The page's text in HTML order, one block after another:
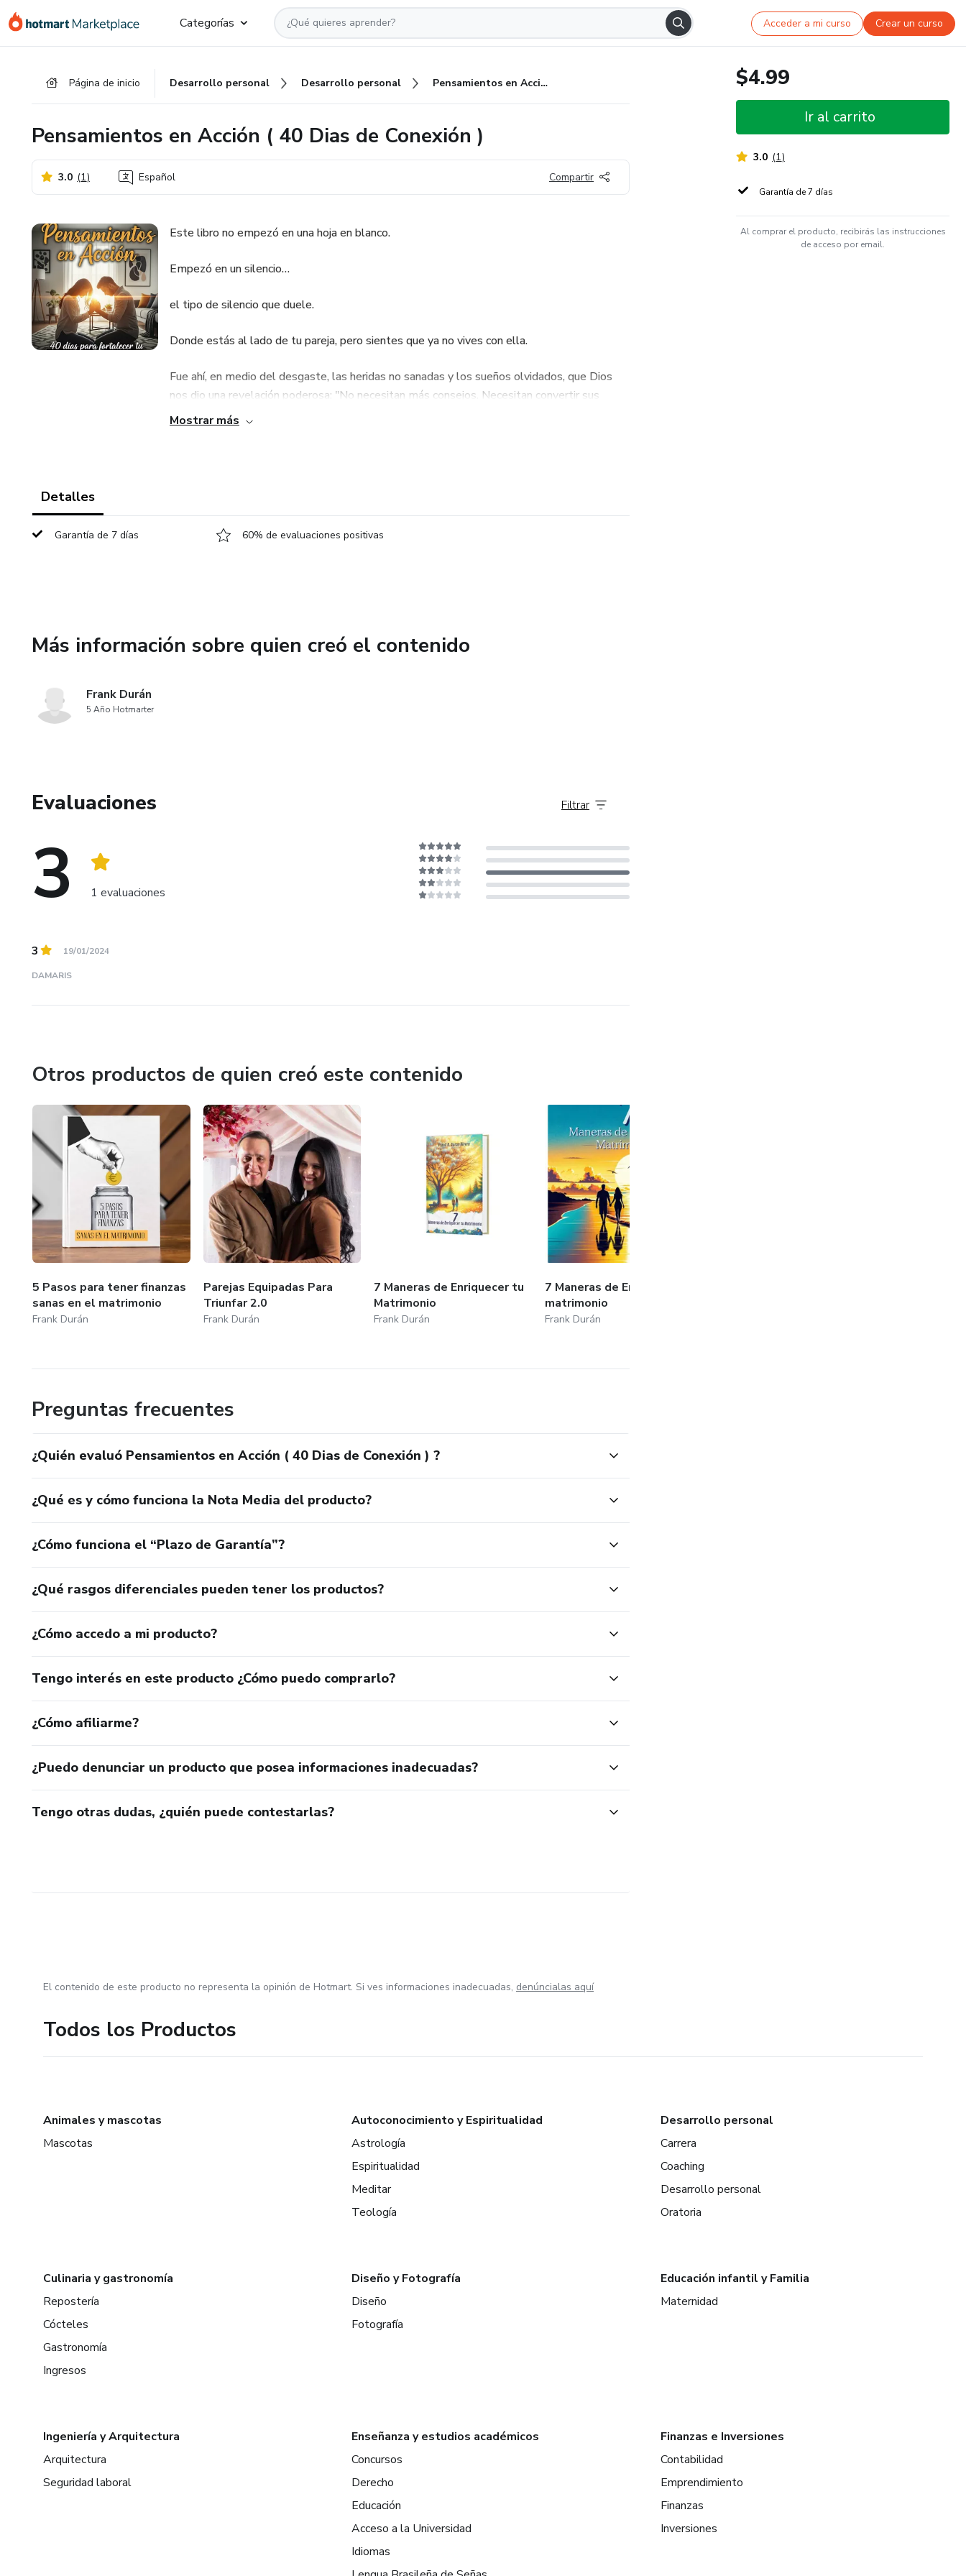
Categorías Acceder a mi curso Crear un curso
Página de inicio Desarrollo personal Desarrollo personal Pensamientos en Acción ( 40 Dias de Conexión )
Pensamientos en Acción ( 40 Dias de Conexión )
3.0 (1) Español Compartir
Este libro no empezó en una hoja en blanco.
Empezó en un silencio…
el tipo de silencio que duele.
Donde estás al lado de tu pareja, pero sientes que ya no vives con ella.
Fue ahí, en medio del desgaste, las heridas no sanadas y los sueños olvidados, que Dios
nos dio una revelación poderosa: "No necesitan más consejos. Necesitan convertir sus
pensamientos en acciones de amor."
Aún se aman… pero ya no saben cómo demostrarlo
Evitan temas importantes para no terminar discutiendo
👉 Les enseña que cada pensamiento sano, cada decisión consciente, cada gesto
intencional…es un paso hacia la restauración.
Mostrar más
Detalles
Garantía de 7 días 60% de evaluaciones positivas
Más información sobre quien creó el contenido
Frank Durán
5 Año Hotmarter
Evaluaciones
3 1 evaluaciones
Filtrar
3 19/01/2024
DAMARIS
Otros productos de quien creó este contenido
5 Pasos para tener finanzas
sanas en el matrimonio
Frank Durán
Parejas Equipadas Para
Triunfar 2.0
Frank Durán
7 Maneras de Enriquecer tu
Matrimonio
Frank Durán
7 Maneras de Enriquecer tu
matrimonio
Frank Durán
Preguntas frecuentes
¿Quién evaluó Pensamientos en Acción ( 40 Dias de Conexión ) ?
¿Qué es y cómo funciona la Nota Media del producto?
¿Cómo funciona el “Plazo de Garantía”?
¿Qué rasgos diferenciales pueden tener los productos?
¿Cómo accedo a mi producto?
Tengo interés en este producto ¿Cómo puedo comprarlo?
¿Cómo afiliarme?
¿Puedo denunciar un producto que posea informaciones inadecuadas?
Tengo otras dudas, ¿quién puede contestarlas?
$4.99
Ir al carrito
3.0 (1)
Garantía de 7 días
Al comprar el producto, recibirás las instrucciones
de acceso por email.
El contenido de este producto no representa la opinión de Hotmart. Si ves informaciones inadecuadas, denúncialas aquí
Todos los Productos
Animales y mascotas
Mascotas
Autoconocimiento y Espiritualidad
Astrología
Espiritualidad
Meditar
Teología
Desarrollo personal
Carrera
Coaching
Desarrollo personal
Oratoria
Culinaria y gastronomía
Repostería
Cócteles
Gastronomía
Ingresos
Diseño y Fotografía
Diseño
Fotografía
Educación infantil y Familia
Maternidad
Ingeniería y Arquitectura
Arquitectura
Seguridad laboral
Enseñanza y estudios académicos
Concursos
Derecho
Educación
Acceso a la Universidad
Idiomas
Finanzas e Inversiones
Contabilidad
Emprendimiento
Finanzas
Inversiones